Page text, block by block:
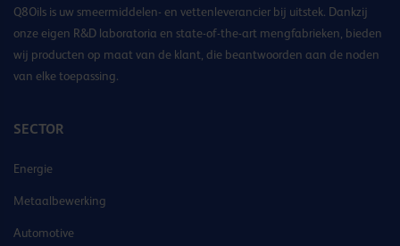
Q8Oils is uw smeermiddelen- en vettenleverancier bij uitstek. Dankzij
onze eigen R&D laboratoria en state-of-the-art mengfabrieken, bieden
wij producten op maat van de klant, die beantwoorden aan de noden
van elke toepassing.
SECTOR
Energie
Metaalbewerking
Automotive